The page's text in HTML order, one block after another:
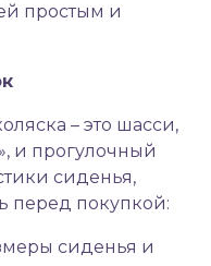
простым и
– это шасси,
и прогулочный
сиденья,
перед покупкой:
сиденья и